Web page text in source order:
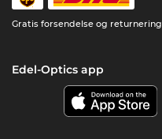
Gratis forsendelse og returnering
Edel-Optics app